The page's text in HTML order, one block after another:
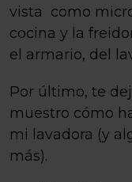
vista como
cocina y la
el armario, del
Por último, te
muestro cómo
mi lavadora (y
más).